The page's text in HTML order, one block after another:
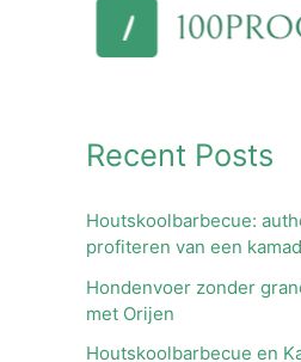
Recent Posts
Houtskoolbarbecue:
profiteren van een
Hondenvoer zonder
met Orijen
Houtskoolbarbecue en